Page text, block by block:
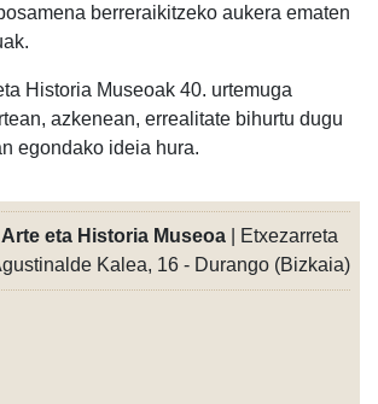
berreraikitzeko aukera ematen
Historia Museoak 40. urtemuga
azkenean, errealitate bihurtu dugu
egondako ideia hura.
eta Historia Museoa | Etxezarreta
Kalea, 16 - Durango (Bizkaia)